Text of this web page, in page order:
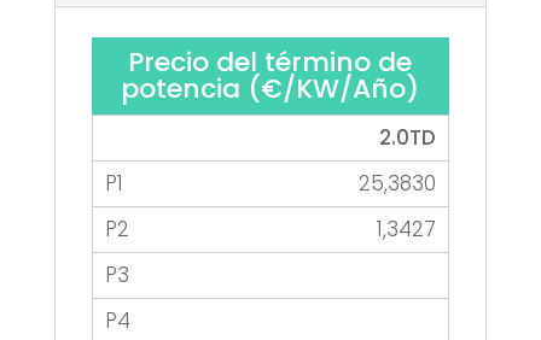
Precio del término de
potencia (€/KW/Año)
2.0TD
25,3830
1,3427